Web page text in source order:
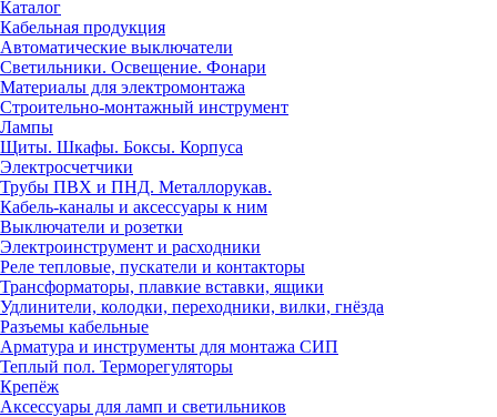
Каталог
Кабельная продукция
Автоматические выключатели
Светильники. Освещение. Фонари
Материалы для электромонтажа
Строительно-монтажный инструмент
Лампы
Щиты. Шкафы. Боксы. Корпуса
Электросчетчики
Трубы ПВХ и ПНД. Металлорукав.
Кабель-каналы и аксессуары к ним
Выключатели и розетки
Электроинструмент и расходники
Реле тепловые, пускатели и контакторы
Трансформаторы, плавкие вставки, ящики
Удлинители, колодки, переходники, вилки, гнёзда
Разъемы кабельные
Арматура и инструменты для монтажа СИП
Теплый пол. Терморегуляторы
Крепёж
Аксессуары для ламп и светильников